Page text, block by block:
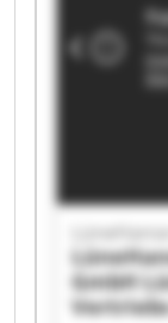
Vertriebs
LüneHanse
Vertriebs
GmbH